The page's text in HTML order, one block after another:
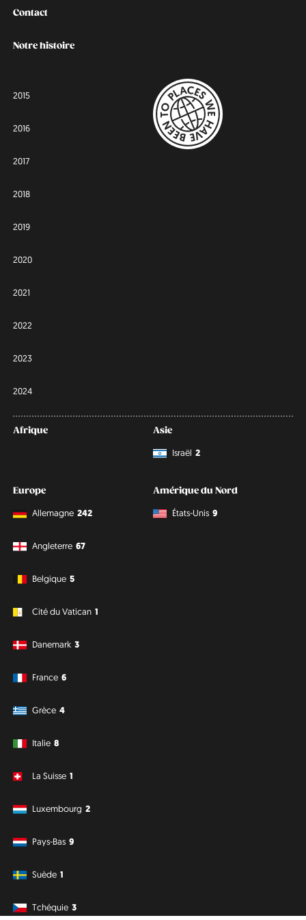
Contact
Notre histoire
2015
2016
2017
2018
2019
2020
2021
2022
2023
2024
Afrique
Asie
Israël 2
Europe
Allemagne 242
Angleterre 67
Belgique 5
Cité du Vatican 1
Danemark 3
France 6
Grèce 4
Italie 8
La Suisse 1
Luxembourg 2
Pays-Bas 9
Suède 1
Tchéquie 3
Amérique du Nord
États-Unis 9